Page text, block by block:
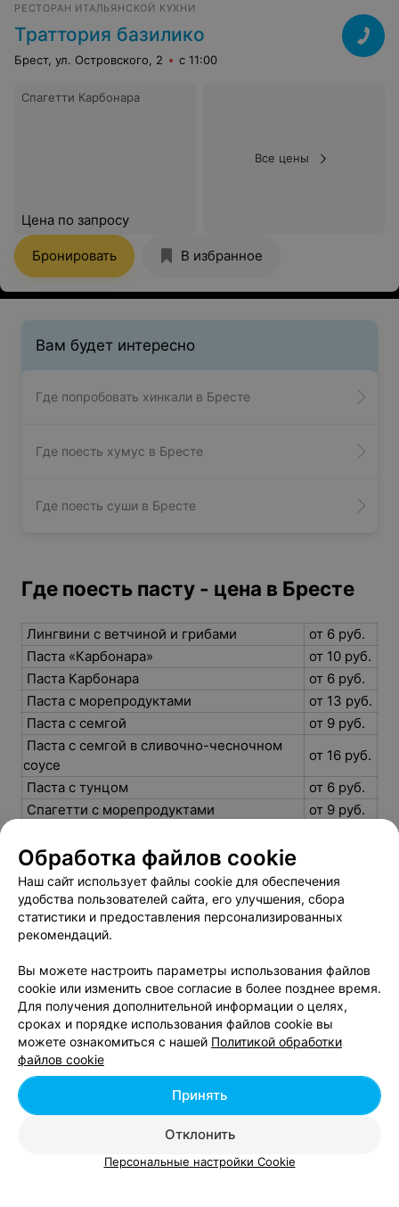
РЕСТОРАН ИТАЛЬЯНСКОЙ КУХНИ
Траттория базилико
Брест, ул. Островского, 2 с 11:00
Спагетти Карбонара
Цена по запросу
Все цены
Бронировать В избранное
Вам будет интересно
Где попробовать хинкали в Бресте
Где поесть хумус в Бресте
Где поесть суши в Бресте
Где поесть пасту - цена в Бресте
Лингвини с ветчиной и грибами
от 6 руб.
Паста «Карбонара»
от 10 руб.
Паста Карбонара
от 6 руб.
Паста с морепродуктами
от 13 руб.
Паста с семгой
от 9 руб.
Паста с семгой в сливочно-чесночном
соусе
от 16 руб.
Паста с тунцом
от 6 руб.
Спагетти с морепродуктами
от 9 руб.
Фарфалле с тигровыми креветками и
соусом «Маринара»
Фарфалли с птицей и грибами
от 10 руб.
Фетуччине с плавленым бри, томатами и
базиликом
от 15 руб.
Добавить специалиста
Обработка файлов cookie
Наш сайт использует файлы cookie для обеспечения
удобства пользователей сайта, его улучшения, сбора
статистики и предоставления персонализированных
рекомендаций.
Вы можете настроить параметры использования файлов
cookie или изменить свое согласие в более позднее время.
Для получения дополнительной информации о целях,
сроках и порядке использования файлов cookie вы
можете ознакомиться с нашей Политикой обработки
файлов cookie
Отклонить
Принять
Персональные настройки Cookie